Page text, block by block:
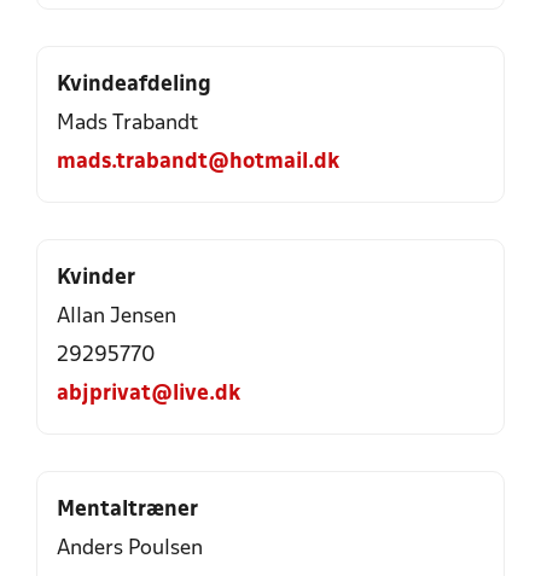
Kvindeafdeling
Mads Trabandt
mads.trabandt@hotmail.dk
Kvinder
Allan Jensen
29295770
abjprivat@live.dk
Mentaltræner
Anders Poulsen